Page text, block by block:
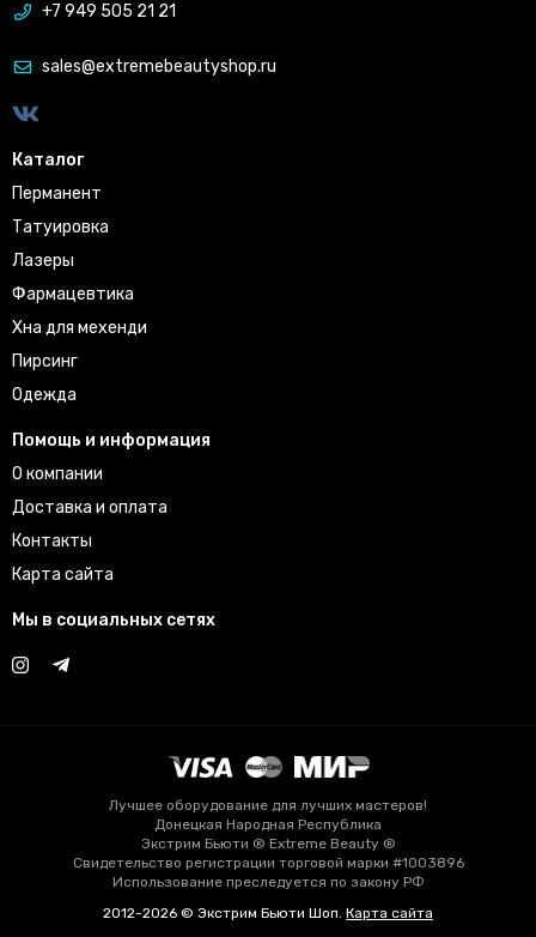
+7 949 505 21 21
sales@extremebeautyshop.ru
Каталог
Перманент
Татуировка
Лазеры
Фармацевтика
Хна для мехенди
Пирсинг
Одежда
Помощь и информация
О компании
Доставка и оплата
Контакты
Карта сайта
Мы в социальных сетях
Лучшее оборудование для лучших мастеров!
Донецкая Народная Республика
Экстрим Бьюти ® Extreme Beauty ®
Свидетельство регистрации торговой марки #1003896
Использование преследуется по закону РФ
2012-2026 © Экстрим Бьюти Шоп. Карта сайта